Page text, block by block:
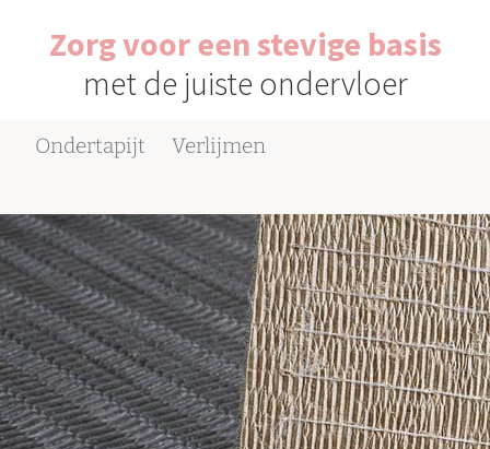
Zorg voor een stevige basis
met de juiste ondervloer
Ondertapijt Verlijmen